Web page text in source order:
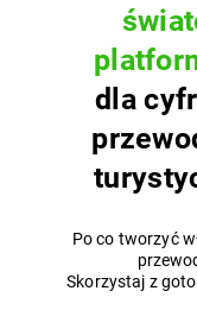
dla
Po co tworzyć
Skorzystaj z